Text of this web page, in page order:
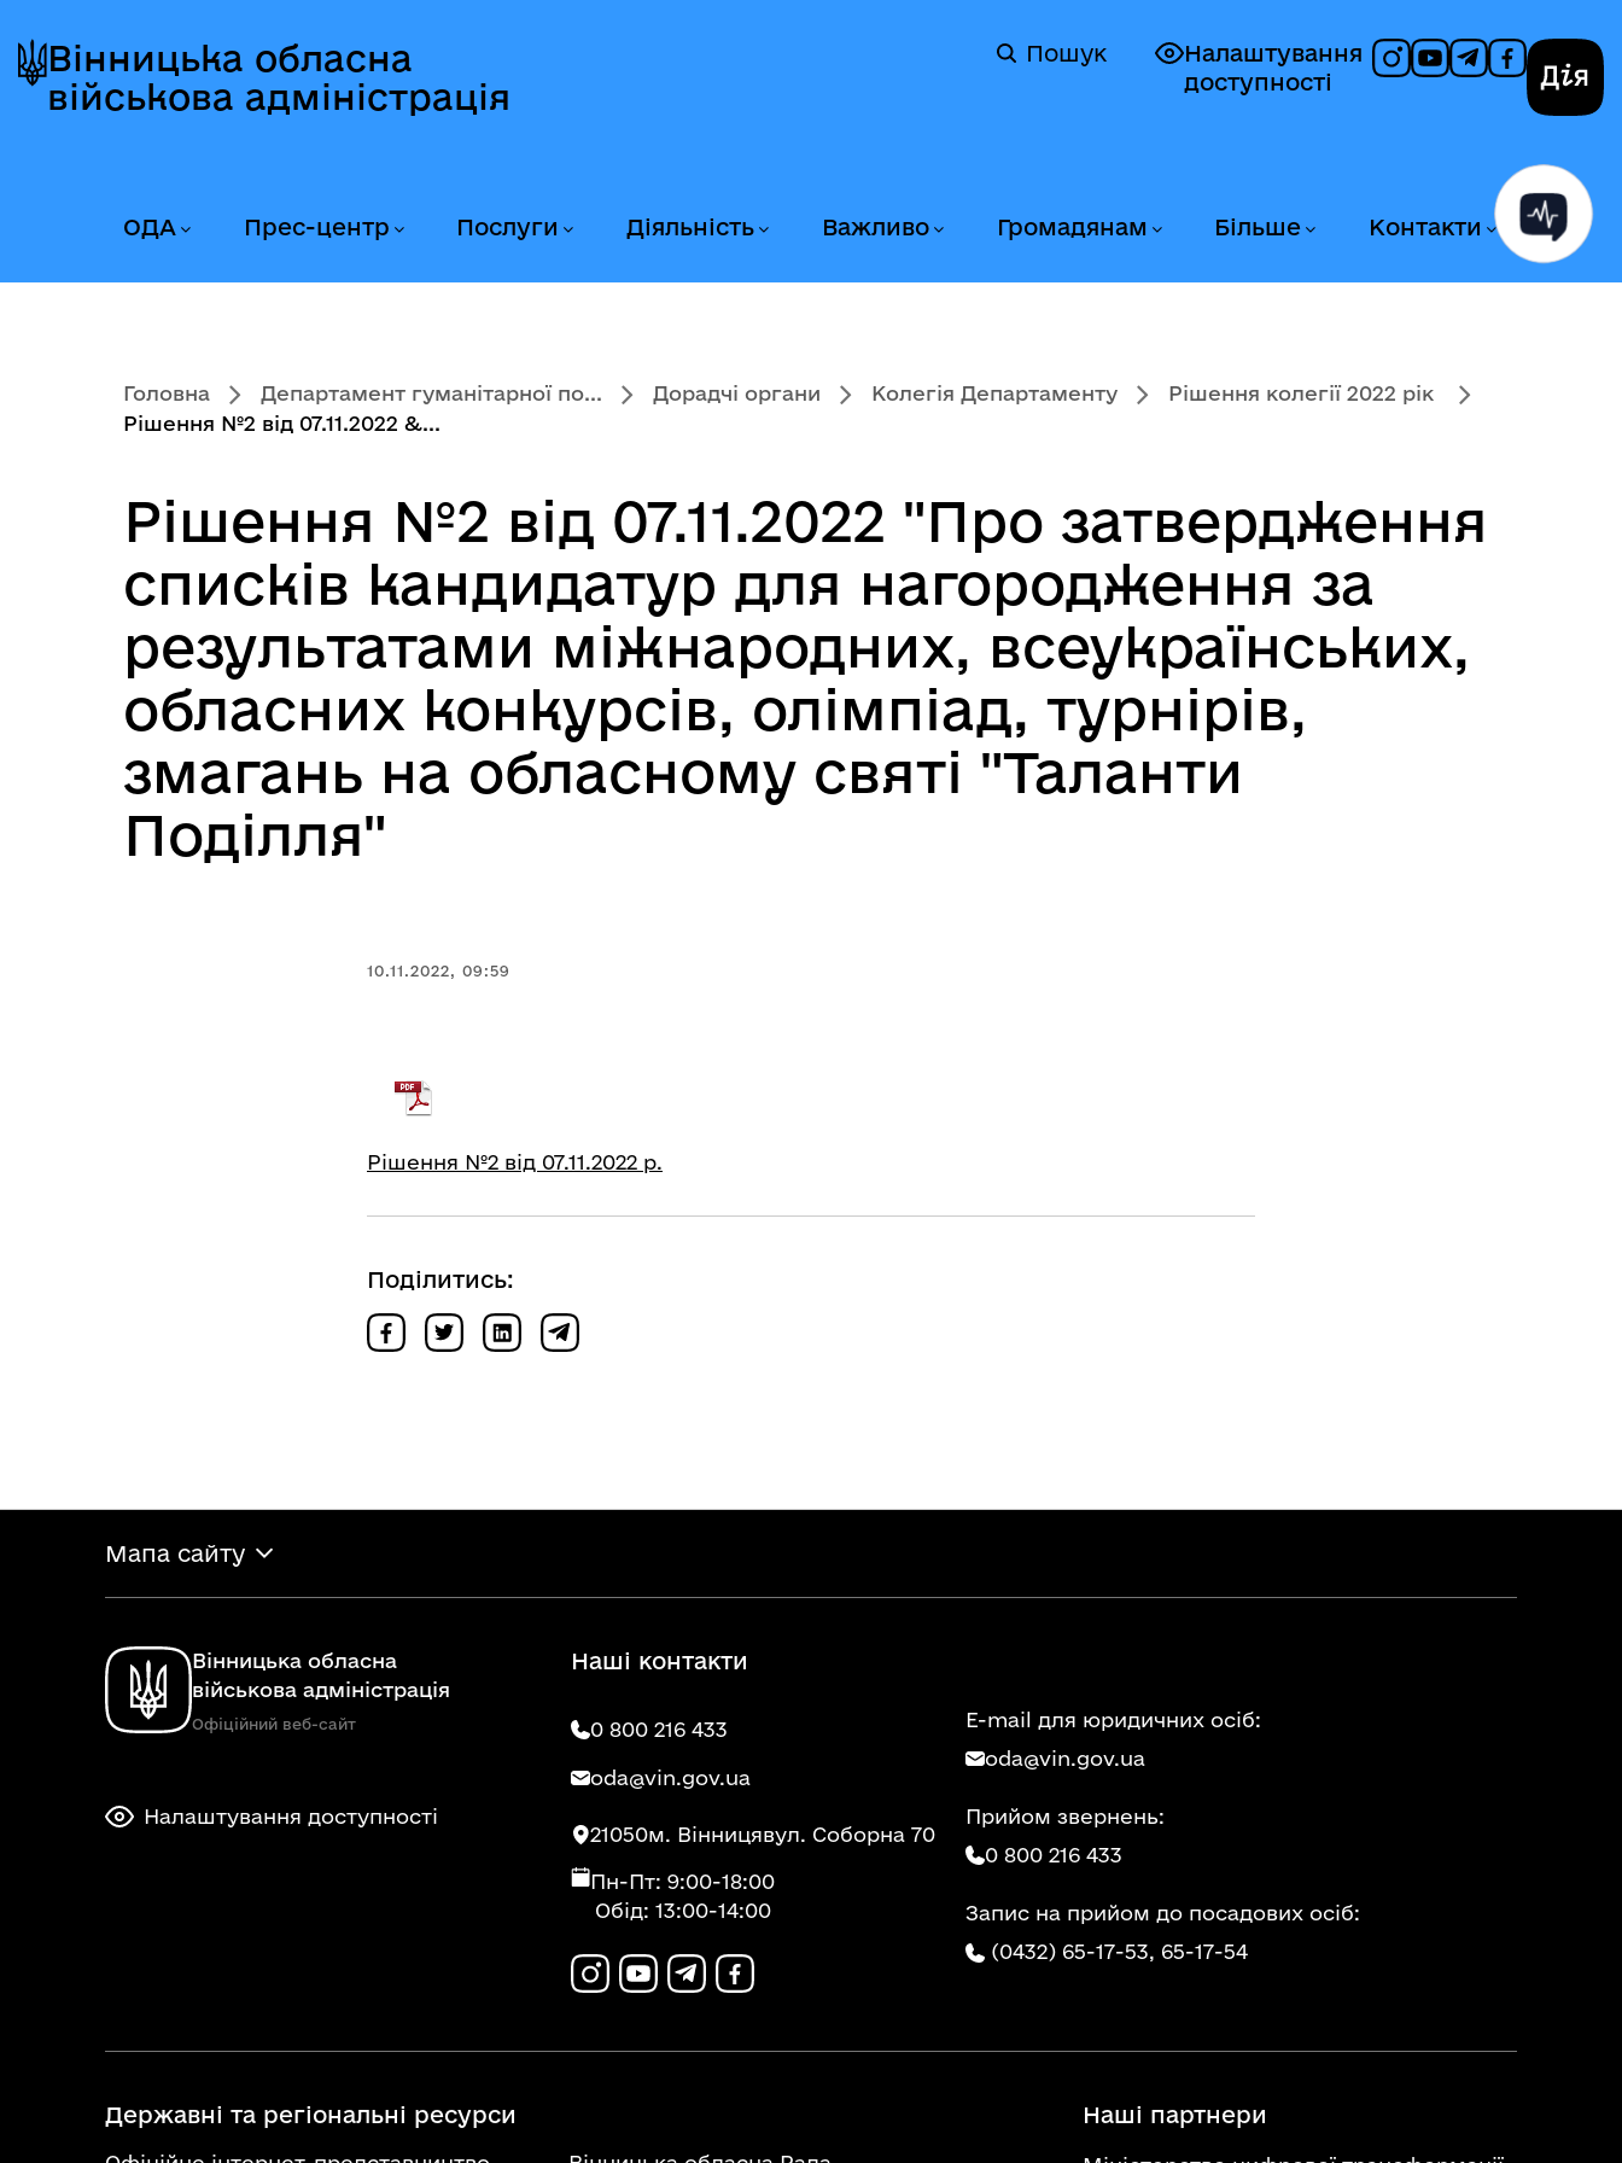
до
головного
до
головного
вмісту
до
головного
колонтитула
Вінницька обласна
військова адміністрація
Налаштування
доступності
Пошук
ОДА Прес-центр Послуги Діяльність Важливо Громадянам Більше Контакти
Головна Департамент гуманітарної по... Дорадчі органи Колегія Департаменту
Рішення колегії 2022 рік
Рішення №2 від 07.11.2022 &...
Рішення №2 від 07.11.2022 "Про затвердження
списків кандидатур для нагородження за
результатами міжнародних, всеукраїнських,
обласних конкурсів, олімпіад, турнірів,
змагань на обласному святі "Таланти
Поділля"
10.11.2022, 09:59
Рішення №2 від 07.11.2022 р.
Поділитись:
Мапа сайту
Вінницька обласна
військова адміністрація
Офіційний веб-сайт
Налаштування доступності
Наші контакти
0 800 216 433
oda@vin.gov.ua
21050м. Вінницявул. Соборна 70
Пн-Пт: 9:00-18:00
Обід: 13:00-14:00
E-mail для юридичних осіб:
oda@vin.gov.ua
Прийом звернень:
0 800 216 433
Запис на прийом до посадових осіб:
(0432) 65-17-53, 65-17-54
Державні та регіональні ресурси Наші партнери